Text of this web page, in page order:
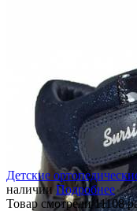
Детские
наличии Подробнее
Товар смотрели11108